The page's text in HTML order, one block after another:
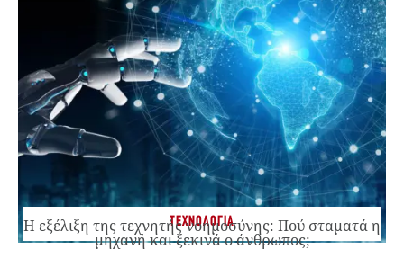
ΤΕΧΝΟΛΟΓΙΑ
Η εξέλιξη της τεχνητής νοημοσύνης: Πού σταματά η
μηχανή και ξεκινά ο άνθρωπος;